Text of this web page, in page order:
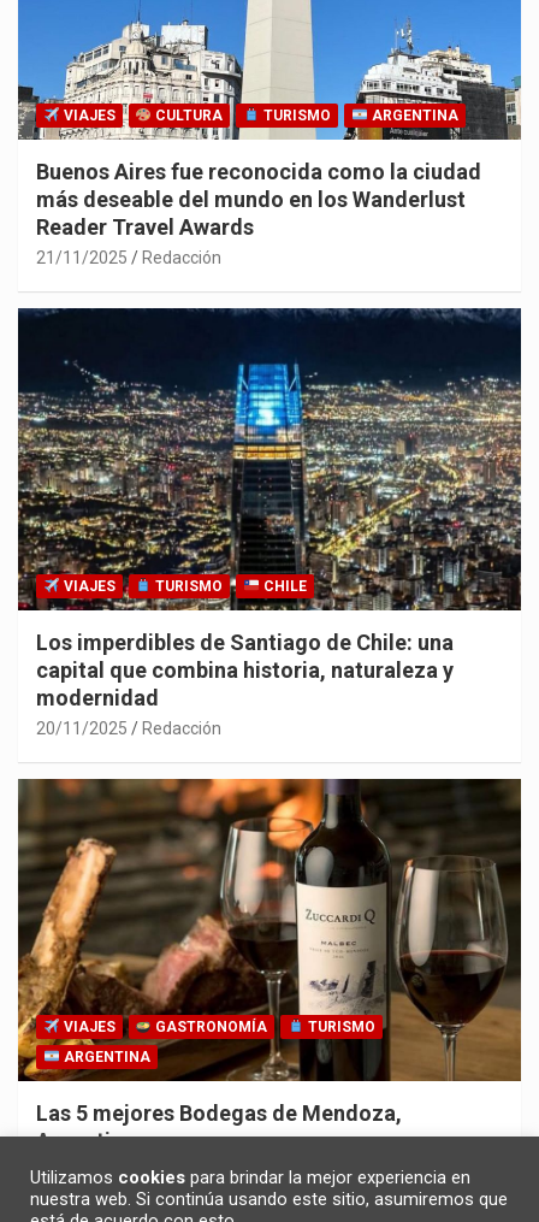
VIAJES CULTURA TURISMO ARGENTINA
Buenos Aires fue reconocida como la ciudad
más deseable del mundo en los Wanderlust
Reader Travel Awards
21/11/2025 Redacción
VIAJES TURISMO CHILE
Los imperdibles de Santiago de Chile: una
capital que combina historia, naturaleza y
modernidad
20/11/2025 Redacción
VIAJES GASTRONOMÍA
TURISMO
ARGENTINA
Las 5 mejores Bodegas de Mendoza,
Argentina
30/10/2025 Redacción
Utilizamos cookies para brindar la mejor experiencia en
nuestra web. Si continúa usando este sitio, asumiremos que